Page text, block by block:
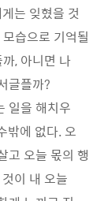
는 잊혔을 것
습으로 기억될
, 아니면 나
글플까?
일을 해치우
밖에 없다. 오
고 오늘 몫의 행
이 내 오늘